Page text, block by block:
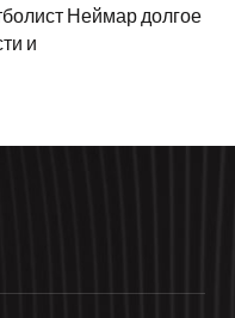
Неймар долгое
и